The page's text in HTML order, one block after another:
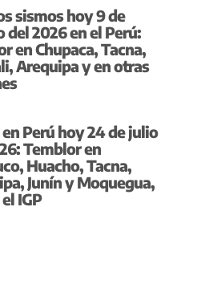
sismos hoy 9 de
del 2026 en el Perú:
en Chupaca, Tacna,
Arequipa y en otras
Perú hoy 24 de julio
Temblor en
Huacho, Tacna,
Junín y Moquegua,
IGP